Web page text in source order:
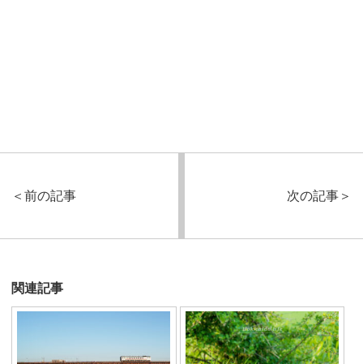
＜ 前の記事 次の記事 ＞
関連記事